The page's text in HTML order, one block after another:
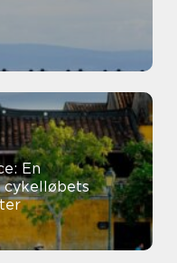
En
cykelløbets